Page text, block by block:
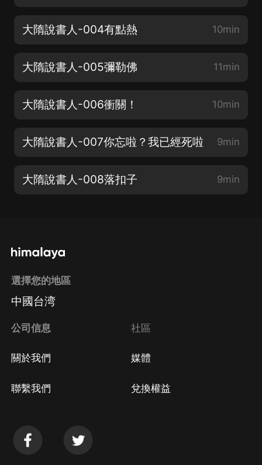
大隋說書人-004有點熱 10min
大隋說書人-005彌勒佛 11min
大隋說書人-006衝關！ 10min
大隋說書人-007你忘啦？我已經死啦 9min
大隋說書人-008落扣子 9min
選擇您的地區
中國台湾
公司信息
關於我們
聯繫我們
社區
媒體
兌換權益